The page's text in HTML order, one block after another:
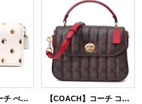
【COACH】コーチ ぺブルレザー ヘイデン アップル りんご プリント フォルドオーバー ターンロック 2WAY クラッチ クロスボディ 斜めがけ ショルダーバッグ チャークマルチ（日本未発売）
【COACH】コーチ コーティングキャンバス スムースレザー シグネチャー マーリー キルティング トップ ハンドル サッチェル クロスボディ 斜め掛け 2WAY ショルダー ハンドバッグ ブラウン×レッド（日本未発売）